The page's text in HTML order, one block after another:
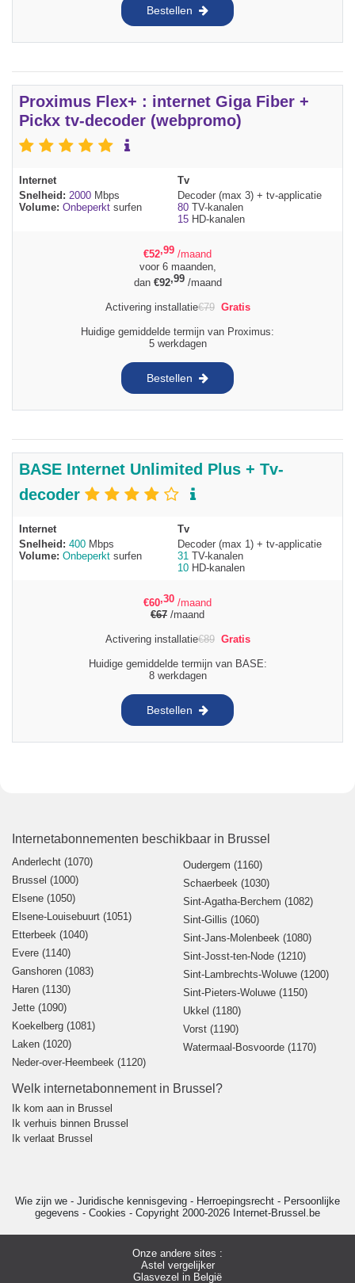
Bestellen
Proximus Flex+ : internet Giga Fiber +
Pickx tv-decoder (webpromo)
Internet
Snelheid: 2000 Mbps
Volume: Onbeperkt surfen
Tv
Decoder (max 3) + tv-applicatie
80 TV-kanalen
15 HD-kanalen
€52,99 /maand
voor 6 maanden,
dan €92,99/maand
Activering installatie€79 Gratis
Huidige gemiddelde termijn van Proximus:
5 werkdagen
Bestellen
BASE Internet Unlimited Plus + Tv-
decoder
Internet
Snelheid: 400 Mbps
Volume: Onbeperkt surfen
Tv
Decoder (max 1) + tv-applicatie
31 TV-kanalen
10 HD-kanalen
€60,30 /maand
€67 /maand
Activering installatie€89 Gratis
Huidige gemiddelde termijn van BASE:
8 werkdagen
Bestellen
Internetabonnementen beschikbaar in Brussel
Anderlecht (1070)
Brussel (1000)
Elsene (1050)
Elsene-Louisebuurt (1051)
Etterbeek (1040)
Evere (1140)
Ganshoren (1083)
Haren (1130)
Jette (1090)
Koekelberg (1081)
Laken (1020)
Neder-over-Heembeek (1120)
Oudergem (1160)
Schaerbeek (1030)
Sint-Agatha-Berchem (1082)
Sint-Gillis (1060)
Sint-Jans-Molenbeek (1080)
Sint-Josst-ten-Node (1210)
Sint-Lambrechts-Woluwe (1200)
Sint-Pieters-Woluwe (1150)
Ukkel (1180)
Vorst (1190)
Watermaal-Bosvoorde (1170)
Welk internetabonnement in Brussel?
Ik kom aan in Brussel
Ik verhuis binnen Brussel
Ik verlaat Brussel
Wie zijn we - Juridische kennisgeving - Herroepingsrecht - Persoonlijke
gegevens - Cookies - Copyright 2000-2026 Internet-Brussel.be
Onze andere sites :
Astel vergelijker
Glasvezel in België